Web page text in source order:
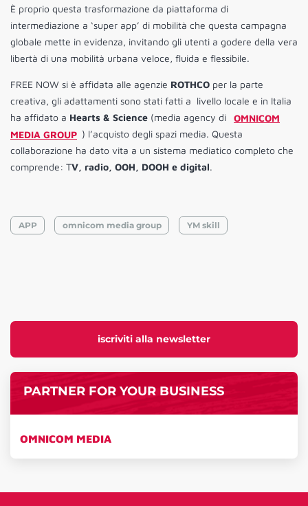
iscriviti alla newsletter
PARTNER FOR YOUR BUSINESS
OMNICOM MEDIA
È proprio questa trasformazione da piattaforma di
intermediazione a ‘super app’ di mobilità che questa campagna
globale mette in evidenza, invitando gli utenti a godere della vera
libertà di una mobilità urbana veloce, fluida e flessibile.
FREE NOW si è affidata alle agenzie ROTHCO per la parte
creativa, gli adattamenti sono stati fatti a livello locale e in Italia
ha affidato a Hearts & Science (media agency di
OMNICOM
MEDIA GROUP ) l’acquisto degli spazi media. Questa
collaborazione ha dato vita a un sistema mediatico completo che
comprende: TV, radio, OOH, DOOH e digital.
APP omnicom media group YM skill